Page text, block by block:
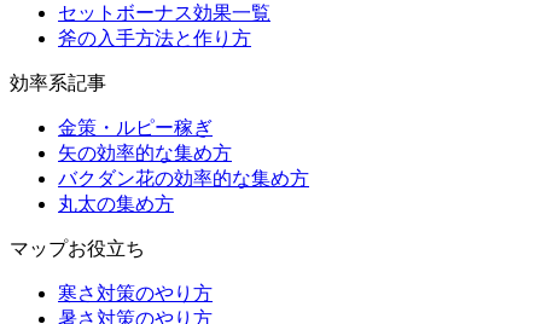
セットボーナス効果一覧
斧の入手方法と作り方
効率系記事
金策・ルピー稼ぎ
矢の効率的な集め方
バクダン花の効率的な集め方
丸太の集め方
マップお役立ち
寒さ対策のやり方
暑さ対策のやり方